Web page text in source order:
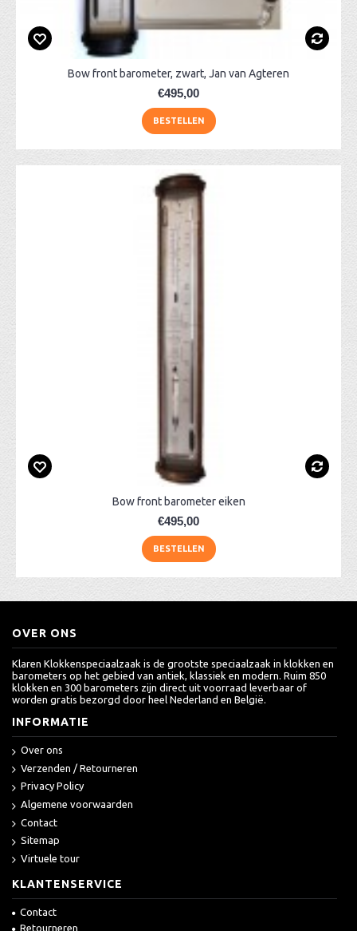
Bow front barometer, zwart, Jan van Agteren
€495,00
BESTELLEN
Bow front barometer eiken
€495,00
BESTELLEN
OVER ONS
Klaren Klokkenspeciaalzaak is de grootste speciaalzaak in klokken en
barometers op het gebied van antiek, klassiek en modern. Ruim 850
klokken en 300 barometers zijn direct uit voorraad leverbaar of
worden gratis bezorgd door heel Nederland en België.
INFORMATIE
Over ons
Verzenden / Retourneren
Privacy Policy
Algemene voorwaarden
Contact
Sitemap
Virtuele tour
KLANTENSERVICE
Contact
Retourneren